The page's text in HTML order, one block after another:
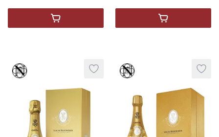
,Champagne Roederer 2016 Rosé
,Champagne
Vinothèque
Add to wishlist
Vinothèque
Add